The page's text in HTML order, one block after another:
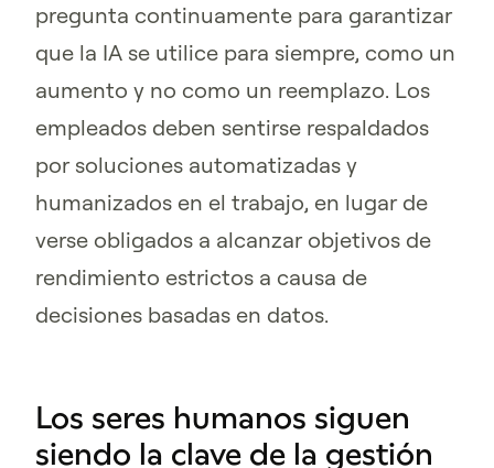
pregunta continuamente para garantizar
que la IA se utilice para siempre, como un
aumento y no como un reemplazo. Los
empleados deben sentirse respaldados
por soluciones automatizadas y
humanizados en el trabajo, en lugar de
verse obligados a alcanzar objetivos de
rendimiento estrictos a causa de
decisiones basadas en datos.
Los seres humanos siguen
siendo la clave de la gestión